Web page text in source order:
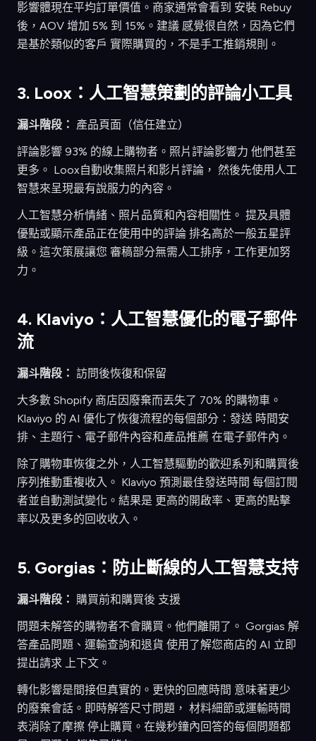
影響體現在平均訂單價值。商家通常會看到 安裝 Rebuy
後，AOV 增加 5% 到 15%。建議 感覺很自然，因為它們
是基於類似的客戶 實際購買的，不是手工推銷規則。
3. Loox：人工智慧策劃的評論小工具
漏斗階段： 產品頁面（信任建立）
評論影響 93% 的線上購物者。照片評論影響力 他們甚至
更多。 Loox自動收集照片和影片評論， 然後先使用人工
智慧來呈現最有說服力的內容。
人工智慧分析情緒、照片品質和內容相關性。 提及具體
優點或顯示產品正在使用中的評論 排名高於一般五星評
級。這次策展讓您 審稿部分無需人工排序，工作更加努
力。
4. Klaviyo：人工智慧優化的電子郵件
流
漏斗階段： 訪問後恢復和保留
大多數 Shopify 商店因廢棄而丟失了 70% 的購物車。
Klaviyo 的 AI 優化了恢復流程的每個部分：發送 時間安
排、主題行、電子郵件內容和產品推薦 在電子郵件內。
除了購物車恢復之外，人工智慧驅動的歡迎系列和購買後
序列推動重複收入。 Klaviyo 預測最佳發送時間 每個訂閱
者並自動測試變化。結果是 更高的開啟率、更高的點擊
率以及更多的回收收入。
5. Gorgias：防止斷線的人工智慧支持
漏斗階段： 購買前和購買後 支援
問題未解答的購物者不會購買。他們離開了。 Gorgias 解
答產品問題、運輸查詢和退貨 使用了解您商店的 AI 立即
提出請求 上下文。
轉化影響是間接但真實的。更快的回應時間 意味著更少
的廢棄會話。即時解答尺寸問題， 材料細節或運輸時間
表消除了摩擦 停止購買。在幾秒鐘內回答的每個問題都